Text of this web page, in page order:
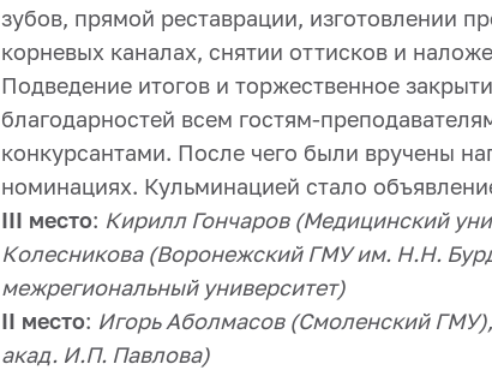
зубов, прямой реставрации, изготовлении
корневых каналах, снятии оттисков и
Подведение итогов и торжественное
благодарностей всем гостям-
конкурсантами. После чего были вручены
номинациях. Кульминацией стало
III место: Кирилл Гончаров (Медицинский
Колесникова (Воронежский ГМУ им. Н.Н.
межрегиональный университет)
II место: Игорь Аболмасов (Смоленский
акад. И.П. Павлова)